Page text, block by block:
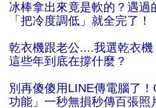
冰棒拿出來竟是軟的？遇過
「把冷度調低」就全完了！
乾衣機跟老公....我選乾衣機
這些年到底在撐什麼？
別再傻傻用LINE傳電腦了
功能」一秒無損秒傳百張照